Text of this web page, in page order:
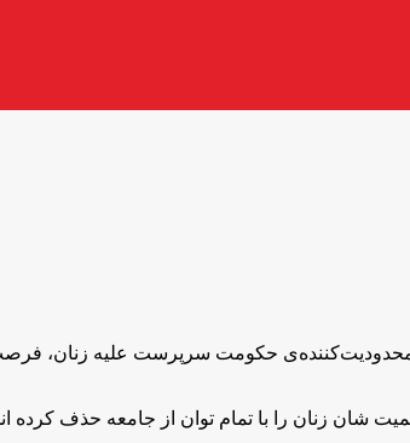
محدودیت‌‌کننده‌ی حکومت سرپرست علیه‌ زنان،